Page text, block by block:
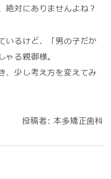
絶対にありませんよね？
いるけど、「男の子だか
る親御様。
、少し考え方を変えてみ
投稿者:本多矯正歯科